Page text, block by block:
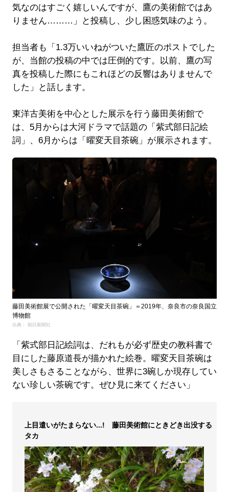
気なのはすごく嬉しいんですが、鷹の美術館ではあ
りません………」と投稿し、少し困惑気味のよう。
担当者も「1.3万いいねがついた鷹匠のポストでした
が、当館の投稿の中では圧倒的です。以前、鷹の写
真を投稿した際にもこれほどの反響はありませんで
した」と話します。
東洋古美術を中心とした展示を行う藤田美術館で
は、5月からは大河ドラマで話題の「紫式部日記絵
詞」、6月からは「曜変天目茶碗」が展示されます。
藤田美術館展で公開された「曜変天目茶碗」＝2019年、奈良市の奈良国立
博物館
出典： 朝日新聞社
「紫式部日記絵詞は、だれもが必ず歴史の教科書で
目にした藤原道長が描かれた絵巻。曜変天目茶碗は
美しさもさることながら、世界に3碗しか現存してい
ない珍しい茶碗です。ぜひ見に来てください」
上目遣いがたまらない...! 藤田美術館にときどき出没する
タカ